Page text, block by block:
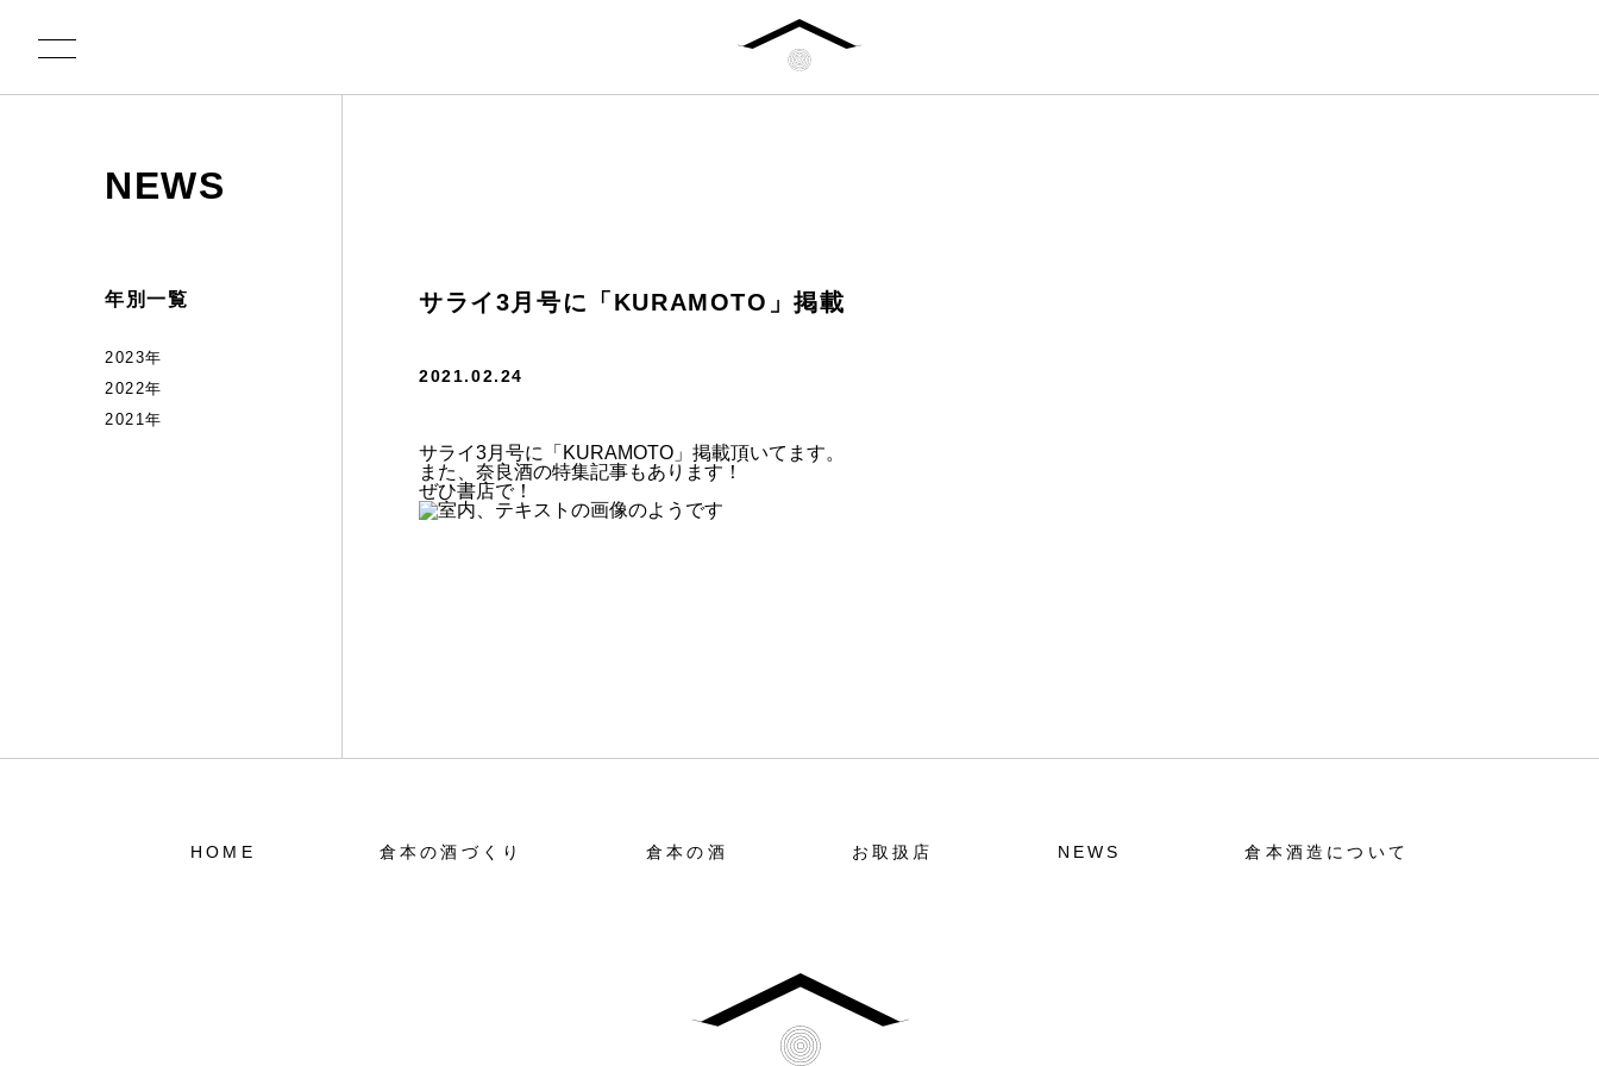
NEWS
年別一覧
2023年
2022年
2021年
サライ3月号に「KURAMOTO」掲載
2021.02.24
サライ3月号に「KURAMOTO」掲載頂いてます。
また、奈良酒の特集記事もあります！
ぜひ書店で！
HOME 倉本の酒づくり 倉本の酒 お取扱店 NEWS 倉本酒造について